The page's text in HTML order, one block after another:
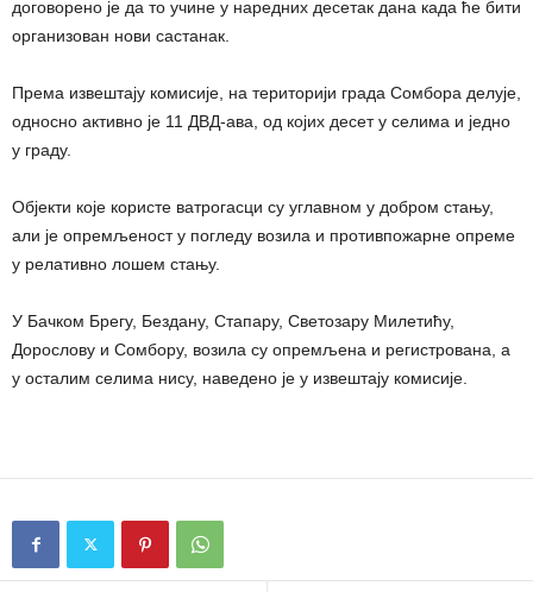
договорено је да то учине у наредних десетак дана када ће бити
организован нови састанак.
Према извештају комисије, на територији града Сомбора делује,
односно активно је 11 ДВД-ава, од којих десет у селима и једно
у граду.
Објекти које користе ватрогасци су углавном у добром стању,
али је опремљеност у погледу возила и противпожарне опреме
у релативно лошем стању.
У Бачком Брегу, Бездану, Стапару, Светозару Милетићу,
Дорослову и Сомбору, возила су опремљена и регистрована, а
у осталим селима нису, наведено је у извештају комисије.